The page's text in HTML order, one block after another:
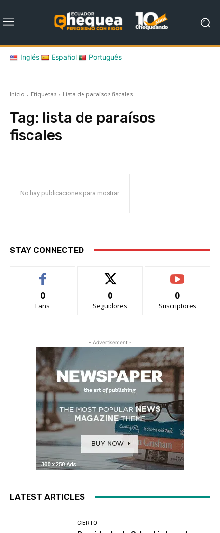
Inglés Español Português
Inicio Etiquetas Lista de paraísos fiscales
Tag: lista de paraísos
fiscales
No hay publicaciones para mostrar
STAY CONNECTED
0
Fans
0
Seguidores
0
Suscriptores
- Advertisement -
LATEST ARTICLES
CIERTO